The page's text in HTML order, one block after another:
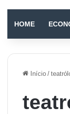
HOME
Início /